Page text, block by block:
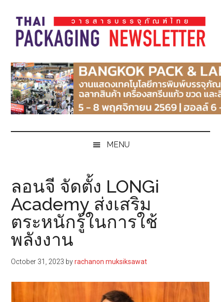
main
content
secondary
menu
primary
sidebar
footer
Thai
Pack
Magazine
Pack
Magazine
MENU
ลอนจี จัดตั้ง LONGi
Academy ส่งเสริม
ตระหนักรู้ในการใช้
พลังงาน
October 31, 2023 byrachanon muksiksawat